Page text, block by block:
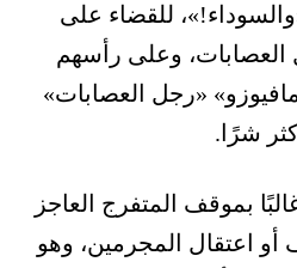
للقضاء على
وعلى رأسهم
«رجل العصابات»
شرًا.
بموقف المتفرج العاجز
أو اعتقال المجرمين، وهو